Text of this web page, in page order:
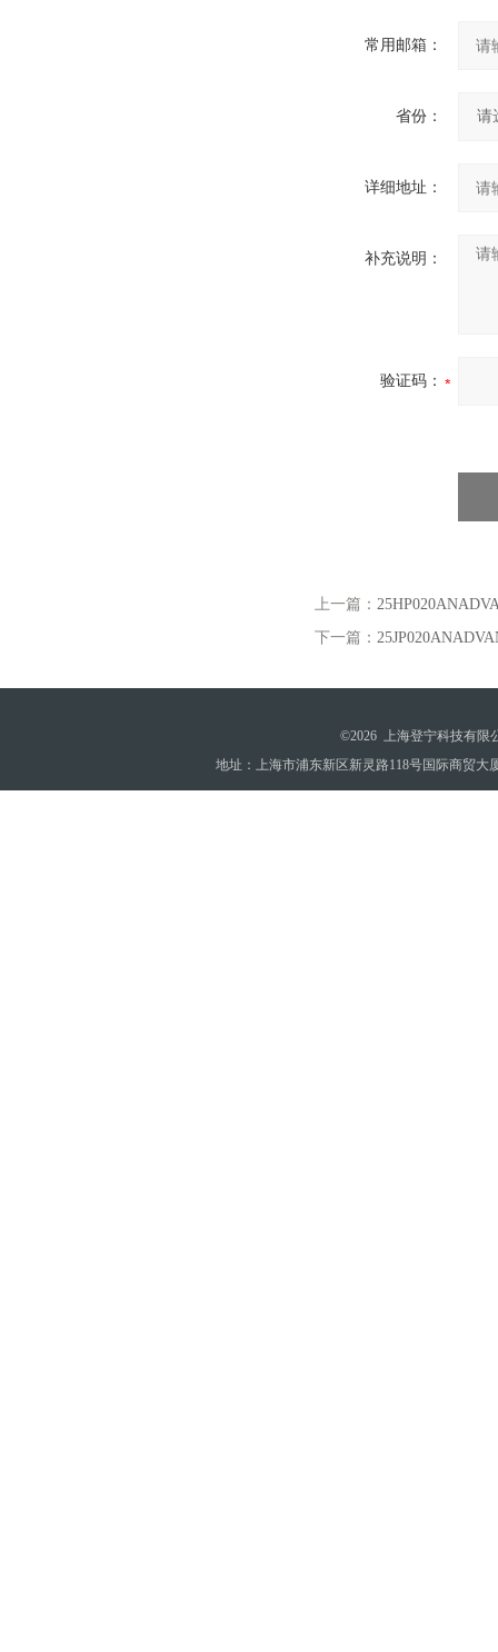
常用邮箱：
省份：
详细地址：
补充说明：
验证码：
上一篇：
下一篇：
©2026 上海登宁科技有限
地址：上海市浦东新区新灵路118号国际商贸大